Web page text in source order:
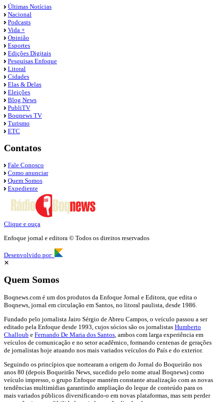
Últimas Notícias
Nacional
Podcasts
Vida +
Opinião
Esportes
Edições Digitais
Pesquisas Enfoque
Litoral
Cidades
Elas & Delas
Eleições
Blog News
PubliTV
Boqnews TV
Turismo
ETC
Contatos
Fale Conosco
Como anunciar
Quem Somos
Expediente
Clique e ouça
Enfoque jornal e editora © Todos os direitos reservados
Desenvolvido por:
✕
Quem Somos
Boqnews.com é um dos produtos da Enfoque Jornal e Editora, que edita o
Boqnews, jornal em circulação em Santos, no litoral paulista, desde 1986.
Fundado pelo jornalista Jairo Sérgio de Abreu Campos, o veículo passou a ser
editado pela Enfoque desde 1993, cujos sócios são os jornalistas Humberto
Challoub e Fernando De Maria dos Santos , ambos com larga experiência em
veículos de comunicação e no setor acadêmico, formando centenas de gerações
de jornalistas hoje atuando nos mais variados veículos do País e do exterior.
Seguindo os princípios que nortearam a origem do Jornal do Boqueirão nos
anos 80 (depois Boqueirão News, sucedido pelo nome atual Boqnews) como
veículo impresso, o grupo Enfoque mantém constante atualização com as novas
tendências multimídias garantindo ampliação do leque de conteúdo para os
mais variados públicos diversificando-o em novas plataformas, mas sem perder